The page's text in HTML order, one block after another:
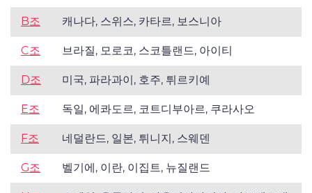
B조 캐나다, 스위스, 카타르, 보스니아
C조 브라질, 모로코, 스코틀랜드, 아이티
D조 미국, 파라과이, 호주, 튀르키예
E조 독일, 에콰도르, 코트디부아르, 쿠라사오
F조 네덜란드, 일본, 튀니지, 스웨덴
G조 벨기에, 이란, 이집트, 뉴질랜드